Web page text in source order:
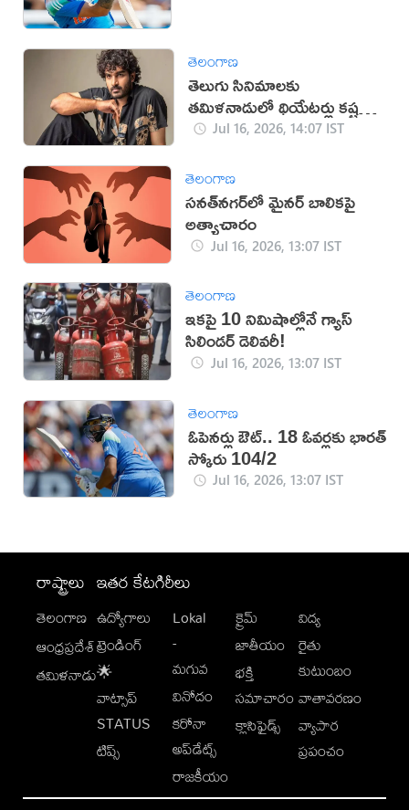
తెలంగాణ
తెలుగు సినిమాలకు
తమిళనాడులో థియేటర్లు కష్టమే:
కిరణ్ అబ్బవరం
Jul 16, 2026, 14:07 IST
తెలంగాణ
సనత్‌నగర్‌లో మైనర్‌ బాలికపై
అత్యాచారం
Jul 16, 2026, 13:07 IST
తెలంగాణ
ఇకపై 10 నిమిషాల్లోనే గ్యాస్
సిలిండర్ డెలివరీ!
Jul 16, 2026, 13:07 IST
తెలంగాణ
ఓపెనర్లు ఔట్‌.. 18 ఓవర్లకు భారత్‌
స్కోరు 104/2
Jul 16, 2026, 13:07 IST
రాష్ట్రాలు
తెలంగాణ
ఆంధ్రప్రదేశ్
తమిళనాడు
ఇతర కేటగిరీలు
ఉద్యోగాలు
ట్రెండింగ్
🌟
వాట్సాప్
STATUS
టిప్స్
Lokal
-
మగువ
వినోదం
కరోనా
అప్‌డేట్స్
రాజకీయం
క్రైమ్
జాతీయం
భక్తి
సమాచారం
క్లాసిఫైడ్స్
విద్య
రైతు
కుటుంబం
వాతావరణం
వ్యాపార
ప్రపంచం